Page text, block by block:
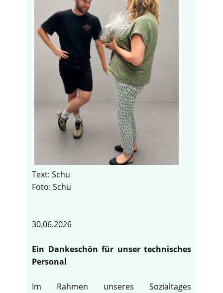
Text: Schu
Foto: Schu
30.06.2026
Ein Dankeschön für unser technisches
Personal
Im Rahmen unseres Sozialtages